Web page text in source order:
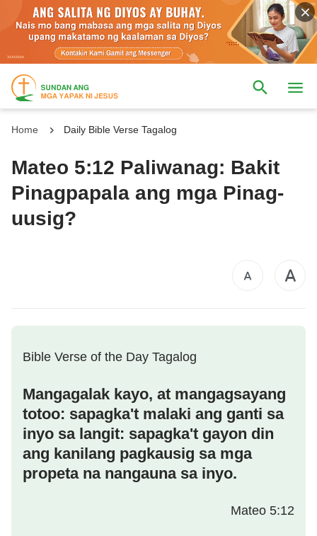
Home Daily Bible Verse Tagalog
Mateo 5:12 Paliwanag: Bakit
Pinagpapala ang mga Pinag-
uusig?
Bible Verse of the Day Tagalog
Mangagalak kayo, at mangagsayang
totoo: sapagka't malaki ang ganti sa
inyo sa langit: sapagka't gayon din
ang kanilang pagkausig sa mga
propeta na nangauna sa inyo.
Mateo 5:12